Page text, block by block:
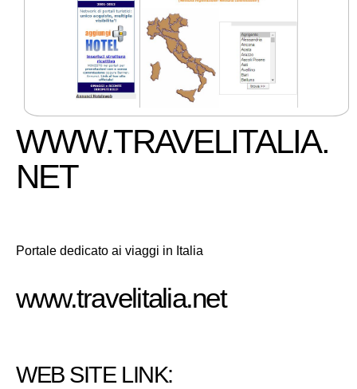
WWW.TRAVELITALIA.
NET
Portale dedicato ai viaggi in Italia
www.travelitalia.net
WEB SITE LINK: